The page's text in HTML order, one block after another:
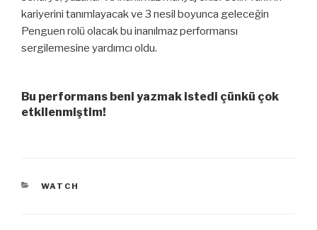
kariyerini tanımlayacak ve 3 nesil boyunca geleceğin
Penguen rolü olacak bu inanılmaz performansı
sergilemesine yardımcı oldu.
Bu performans beni yazmak istedi çünkü çok
etkilenmiştim!
KATEGORILER
WATCH